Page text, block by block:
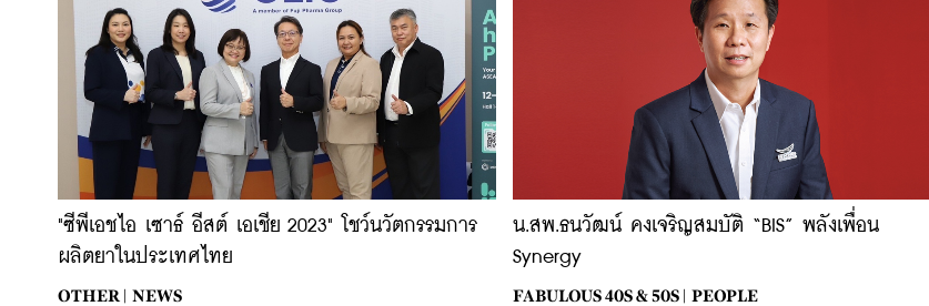
"ซีพีเอชไอ เซาธ์ อีสต์ เอเชีย 2023" โชว์นวัตกรรมการ
ผลิตยาในประเทศไทย
OTHER | NEWS
น.สพ.ธนวัฒน์ คงเจริญสมบัติ “BIS” พลังเพื่อน
Synergy
FABULOUS 40S & 50S | PEOPLE